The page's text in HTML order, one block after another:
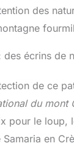
des
des écrins de
de ce
du mont
pour le loup,
en